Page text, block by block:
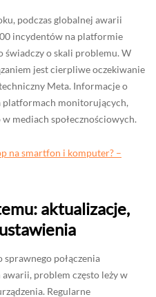
podczas globalnej awarii
incydentów na platformie
świadczy o skali problemu. W
jest cierpliwe oczekiwanie
Meta. Informacje o
platformach monitorujących,
mediach społecznościowych.
na smartfon i komputer? –
aktualizacje,
połączenia
problem często leży w
Regularne